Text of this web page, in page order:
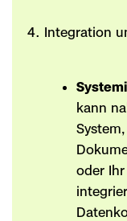
Integration
kann
System,
oder